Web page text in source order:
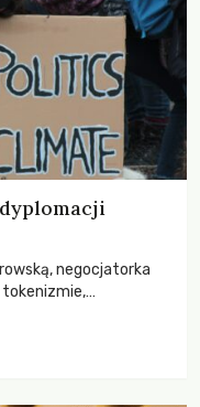
negocjatorka
tokenizmie,